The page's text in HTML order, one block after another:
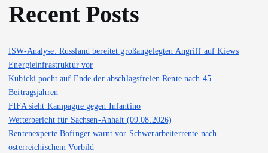
Recent Posts
ISW-Analyse: Russland bereitet großangelegten Angriff auf Kiews
Energieinfrastruktur vor
Kubicki pocht auf Ende der abschlagsfreien Rente nach 45
Beitragsjahren
FIFA sieht Kampagne gegen Infantino
Wetterbericht für Sachsen-Anhalt (09.08.2026)
Rentenexperte Bofinger warnt vor Schwerarbeiterrente nach
österreichischem Vorbild